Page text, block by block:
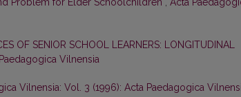
Problem for Elder Schoolchildren , Acta
OF SENIOR SCHOOL LEARNERS: LONGITUDINAL
Vilnensia
Vilnensia: Vol. 3 (1996): Acta Paedagogica